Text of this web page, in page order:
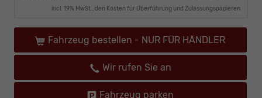
incl. 19% MwSt., den Kosten für Überführung und Zulassungspapieren
Fahrzeug bestellen - NUR FÜR HÄNDLER
Wir rufen Sie an
Fahrzeug parken